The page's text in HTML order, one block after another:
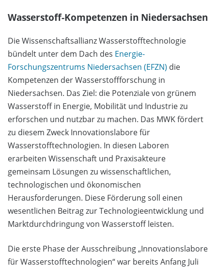
Wasserstoff-Kompetenzen in Niedersachsen
Die Wissenschaftsallianz Wasserstofftechnologie
bündelt unter dem Dach des Energie-
Forschungszentrums Niedersachsen (EFZN) die
Kompetenzen der Wasserstoffforschung in
Niedersachsen. Das Ziel: die Potenziale von grünem
Wasserstoff in Energie, Mobilität und Industrie zu
erforschen und nutzbar zu machen. Das MWK fördert
zu diesem Zweck Innovationslabore für
Wasserstofftechnologien. In diesen Laboren
erarbeiten Wissenschaft und Praxisakteure
gemeinsam Lösungen zu wissenschaftlichen,
technologischen und ökonomischen
Herausforderungen. Diese Förderung soll einen
wesentlichen Beitrag zur Technologieentwicklung und
Marktdurchdringung von Wasserstoff leisten.
Die erste Phase der Ausschreibung „Innovationslabore
für Wasserstofftechnologien“ war bereits Anfang Juli